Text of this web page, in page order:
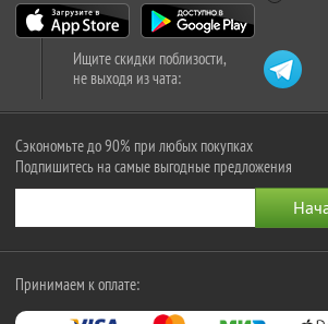
Ищите скидки поблизости,
не выходя из чата:
Сэкономьте до 90% при любых покупках
Подпишитесь на самые выгодные предложения
Принимаем к оплате: